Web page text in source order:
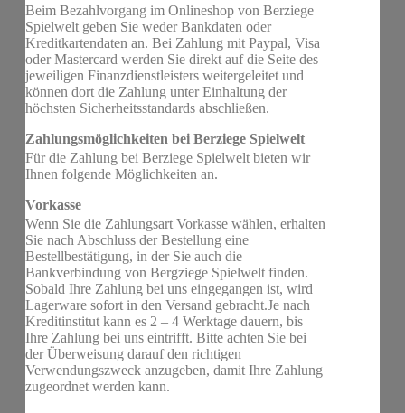
Beim Bezahlvorgang im Onlineshop von Berziege
Spielwelt geben Sie weder Bankdaten oder
Kreditkartendaten an. Bei Zahlung mit Paypal, Visa
oder Mastercard werden Sie direkt auf die Seite des
jeweiligen Finanzdienstleisters weitergeleitet und
können dort die Zahlung unter Einhaltung der
höchsten Sicherheitsstandards abschließen.
Zahlungsmöglichkeiten bei Berziege Spielwelt
Für die Zahlung bei Berziege Spielwelt bieten wir
Ihnen folgende Möglichkeiten an.
Vorkasse
Wenn Sie die Zahlungsart Vorkasse wählen, erhalten
Sie nach Abschluss der Bestellung eine
Bestellbestätigung, in der Sie auch die
Bankverbindung von Bergziege Spielwelt finden.
Sobald Ihre Zahlung bei uns eingegangen ist, wird
Lagerware sofort in den Versand gebracht.Je nach
Kreditinstitut kann es 2 – 4 Werktage dauern, bis
Ihre Zahlung bei uns eintrifft. Bitte achten Sie bei
der Überweisung darauf den richtigen
Verwendungszweck anzugeben, damit Ihre Zahlung
zugeordnet werden kann.